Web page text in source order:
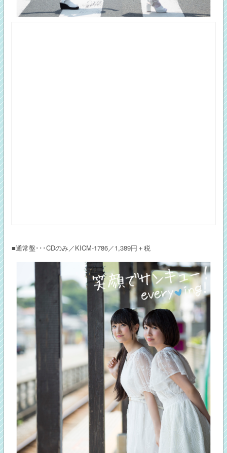
■通常盤･･･CDのみ／KICM-1786／1,389円＋税